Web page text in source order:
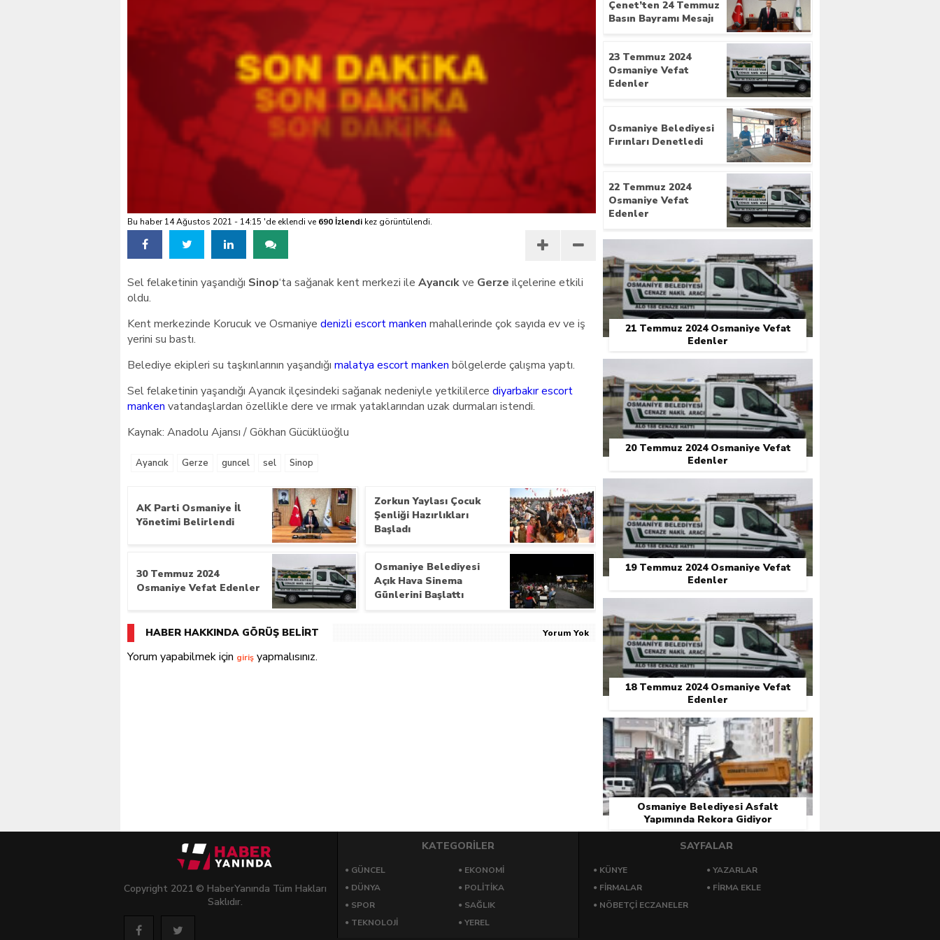
Kılıçdaroğlu’na siyasi cinayetler tepkisi
Bu haber 14 Ağustos 2021 - 14:15 'de eklendi ve 690 İzlendi kez görüntülendi.
Sel felaketinin yaşandığı Sinop‘ta sağanak kent merkezi ile Ayancıkve Gerze ilçelerine etkili
oldu.
Kent merkezinde Korucuk ve Osmaniye denizli escort manken mahallerinde çok sayıda ev ve iş
yerini su bastı.
Belediye ekipleri su taşkınlarının yaşandığı malatya escort manken bölgelerde çalışma yaptı.
Sel felaketinin yaşandığı Ayancık ilçesindeki sağanak nedeniyle yetkililerce diyarbakır escort
manken vatandaşlardan özellikle dere ve ırmak yataklarından uzak durmaları istendi.
Kaynak: Anadolu Ajansı / Gökhan Gücüklüoğlu
Ayancık Gerze guncel sel Sinop
AK Parti Osmaniye İl
Yönetimi Belirlendi
Zorkun Yaylası Çocuk
Şenliği Hazırlıkları
Başladı
30 Temmuz 2024
Osmaniye Vefat Edenler
Osmaniye Belediyesi
Açık Hava Sinema
Günlerini Başlattı
HABER HAKKINDA GÖRÜŞ BELİRT Yorum Yok
Yorum yapabilmek için giriş yapmalısınız.
Çenet’ten 24 Temmuz
Basın Bayramı Mesajı
23 Temmuz 2024
Osmaniye Vefat
Edenler
Osmaniye Belediyesi
Fırınları Denetledi
22 Temmuz 2024
Osmaniye Vefat
Edenler
21 Temmuz 2024 Osmaniye Vefat
Edenler
20 Temmuz 2024 Osmaniye Vefat
Edenler
19 Temmuz 2024 Osmaniye Vefat
Edenler
18 Temmuz 2024 Osmaniye Vefat
Edenler
Osmaniye Belediyesi Asfalt
Yapımında Rekora Gidiyor
Copyright 2021 © HaberYanında Tüm Hakları
Saklıdır.
KATEGORİLER
GÜNCEL
EKONOMI
DÜNYA
POLITIKA
SPOR
SAĞLIK
TEKNOLOJI
YEREL
SAYFALAR
KÜNYE
YAZARLAR
FIRMALAR
FIRMA EKLE
NÖBETÇI ECZANELER